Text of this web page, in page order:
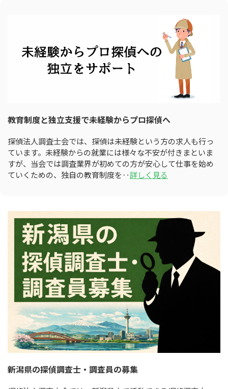
教育制度と独立支援で未経験からプロ探偵へ
探偵法人調査士会では、探偵は未経験という方の求人も行っ
ています。未経験からの就業には様々な不安が付きまといま
すが、当会では調査業界が初めての方が安心して仕事を始め
ていくための、独自の教育制度を‥詳しく見る
新潟県の探偵調査士・調査員の募集